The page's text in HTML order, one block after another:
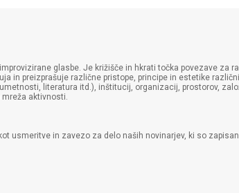
glasbe. Je križišče in hkrati točka povezave
in preizprašuje različne pristope, principe in estetike
literatura itd.), inštitucij, organizacij, prostorov,
aktivnosti.
usmeritve in zavezo za delo naših novinarjev, ki so